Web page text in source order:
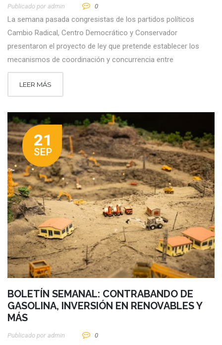
Publicado por Admin 0
La semana pasada congresistas de los partidos políticos
Cambio Radical, Centro Democrático y Conservador
presentaron el proyecto de ley que pretende establecer los
mecanismos de coordinación y concurrencia entre
LEER MÁS
21
SEP
BOLETÍN SEMANAL: CONTRABANDO DE
GASOLINA, INVERSIÓN EN RENOVABLES Y
MÁS
Publicado por Admin 0